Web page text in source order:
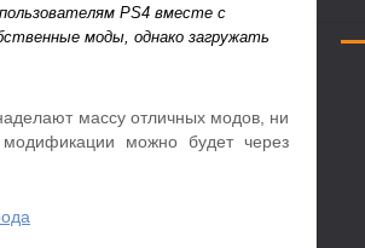
PS4 вместе с
моды, однако загружать
массу отличных модов, ни
можно будет через